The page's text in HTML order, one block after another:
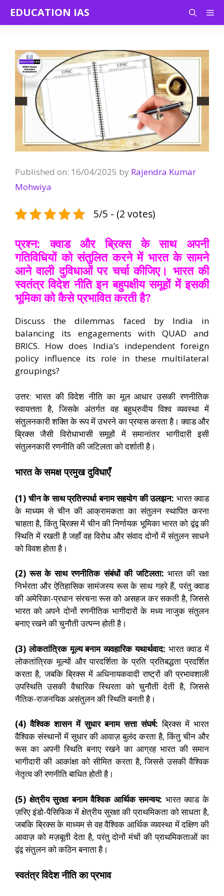
EDUCATION IAS
Published on: 16/04/2025 by Rajendra Kumar
Mohwiya
5/5 - (2 votes)
प्रश्न: क्वाड और ब्रिक्स के साथ अपनी
गतिविधियों को संतुलित करने में भारत के सामने
आने वाली दुविधाओं पर चर्चा कीजिए। भारत की
स्वतंत्र विदेश नीति इन बहुपक्षीय समूहों में इसकी
भूमिका को कैसे प्रभावित करती है?
Discuss the dilemmas faced by India in
balancing its engagements with QUAD and
BRICS. How does India’s independent foreign
policy influence its role in these multilateral
groupings?
उत्तर: भारत की विदेश नीति का मूल आधार उसकी रणनीतिक
स्वायत्तता है, जिसके अंतर्गत वह बहुध्रुवीय विश्व व्यवस्था में
संतुलनकारी शक्ति के रूप में उभरने का प्रयास करता है। क्वाड और
ब्रिक्स जैसी विरोधाभासी समूहों में समानांतर भागीदारी इसी
संतुलनकारी रणनीति की जटिलता को दर्शाती है।
भारत के समक्ष प्रमुख दुविधाएँ
(1) चीन के साथ प्रतिस्पर्धा बनाम सहयोग की उलझन: भारत क्वाड
के माध्यम से चीन की आक्रामकता का संतुलन स्थापित करना
चाहता है, किंतु ब्रिक्स में चीन की निर्णायक भूमिका भारत को द्वंद्व की
स्थिति में रखती है जहाँ वह विरोध और संवाद दोनों में संतुलन साधने
को विवश होता है।
(2) रूस के साथ रणनीतिक संबंधों की जटिलता: भारत की रक्षा
निर्भरता और ऐतिहासिक सामंजस्य रूस के साथ गहरे हैं, परंतु क्वाड
की अमेरिका-प्रधान संरचना रूस को असहज कर सकती है, जिससे
भारत को अपने दोनों रणनीतिक भागीदारों के मध्य नाजुक संतुलन
बनाए रखने की चुनौती उत्पन्न होती है।
(3) लोकतांत्रिक मूल्य बनाम व्यवहारिक यथार्थवाद: भारत क्वाड में
लोकतांत्रिक मूल्यों और पारदर्शिता के प्रति प्रतिबद्धता प्रदर्शित
करता है, जबकि ब्रिक्स में अधिनायकवादी राष्ट्रों की प्रभावशाली
उपस्थिति उसकी वैचारिक स्थिरता को चुनौती देती है, जिससे
नैतिक-राजनयिक असंतुलन की स्थिति बनती है।
(4) वैश्विक शासन में सुधार बनाम सत्ता संघर्ष: ब्रिक्स में भारत
वैश्विक संस्थानों में सुधार की आवाज़ बुलंद करता है, किंतु चीन और
रूस का अपनी स्थिति बनाए रखने का आग्रह भारत की समान
भागीदारी की आकांक्षा को सीमित करता है, जिससे उसकी वैश्विक
नेतृत्व की रणनीति बाधित होती है।
(5) क्षेत्रीय सुरक्षा बनाम वैश्विक आर्थिक समन्वय: भारत क्वाड के
ज़रिए इंडो-पैसिफिक में क्षेत्रीय सुरक्षा की प्राथमिकता को साधता है,
जबकि ब्रिक्स के माध्यम से वह वैश्विक आर्थिक व्यवस्था में दक्षिण की
आवाज़ को मज़बूती देता है, परंतु दोनों मंचों की प्राथमिकताओं का
द्वंद्व संतुलन को कठिन बनाता है।
स्वतंत्र विदेश नीति का प्रभाव